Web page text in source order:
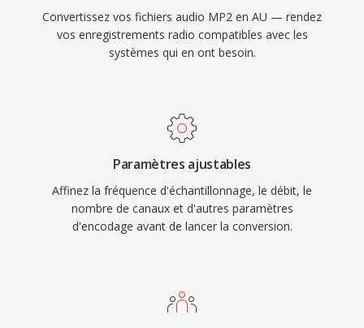
Convertissez vos fichiers audio MP2 en AU — rendez
vos enregistrements radio compatibles avec les
systèmes qui en ont besoin.
Paramètres ajustables
Affinez la fréquence d'échantillonnage, le débit, le
nombre de canaux et d'autres paramètres
d'encodage avant de lancer la conversion.